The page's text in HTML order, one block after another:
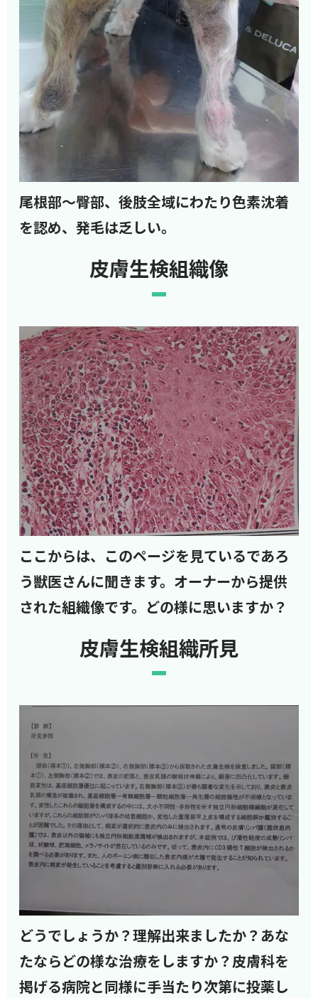
尾根部～臀部、後肢全域にわたり色素沈着
を認め、発毛は乏しい。
皮膚生検組織像
ここからは、このページを見ているであろ
う獣医さんに聞きます。オーナーから提供
された組織像です。どの様に思いますか？
皮膚生検組織所見
どうでしょうか？理解出来ましたか？あな
たならどの様な治療をしますか？皮膚科を
掲げる病院と同様に手当たり次第に投薬し